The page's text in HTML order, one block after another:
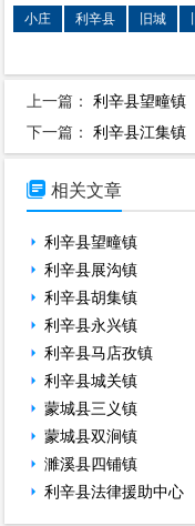
小庄 利辛县 旧城
上一篇：利辛县望疃镇
下一篇：利辛县江集镇
 相关文章
利辛县望疃镇
利辛县展沟镇
利辛县胡集镇
利辛县永兴镇
利辛县马店孜镇
利辛县城关镇
蒙城县三义镇
蒙城县双涧镇
濉溪县四铺镇
利辛县法律援助中心